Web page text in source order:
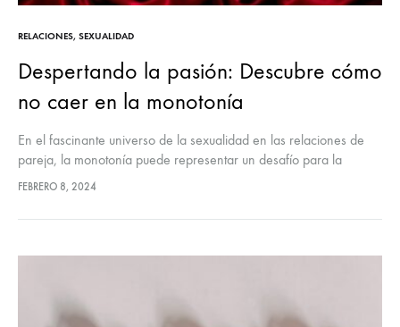
RELACIONES, SEXUALIDAD
Despertando la pasión: Descubre cómo
no caer en la monotonía
En el fascinante universo de la sexualidad en las relaciones de
pareja, la monotonía puede representar un desafío para la
conexión íntima. Para muchas parejas, la rutina y las presiones…
FEBRERO 8, 2024